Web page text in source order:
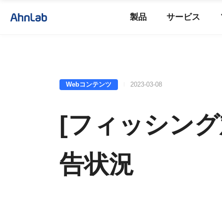
製品 サービス
Webコンテンツ 2023-03-08
[フィッシン
告状況